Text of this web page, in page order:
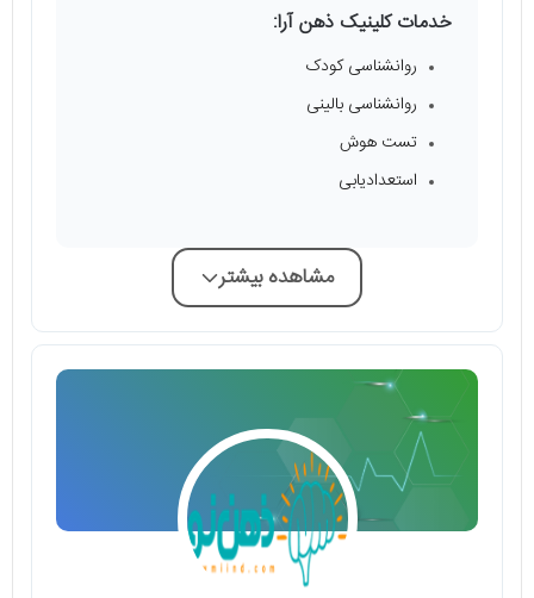
خدمات کلینیک ذهن آرا:
روانشناسی کودک
روانشناسی بالینی
تست هوش
استعدادیابی
مشاهده بیشتر